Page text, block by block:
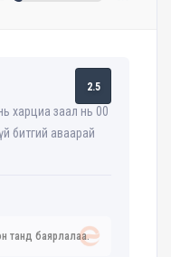
2.5
харциа заал нь 00
битгий аваарай
танд баярлалаа.